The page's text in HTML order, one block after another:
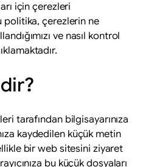
için çerezleri
politika, çerezlerin ne
ve nasıl kontrol
tarafından bilgisayarınıza
kaydedilen küçük metin
bir web sitesini ziyaret
bu küçük dosyaları